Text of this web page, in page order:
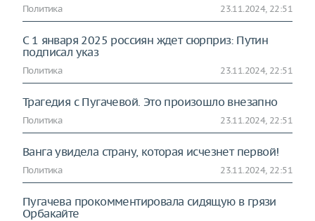
Политика 23.11.2024, 22:51
С 1 января 2025 россиян ждет сюрприз: Путин
подписал указ
Политика 23.11.2024, 22:51
Трагедия с Пугачевой. Это произошло внезапно
Политика 23.11.2024, 22:51
Ванга увидела страну, которая исчезнет первой!
Политика 23.11.2024, 22:51
Пугачева прокомментировала сидящую в грязи
Орбакайте